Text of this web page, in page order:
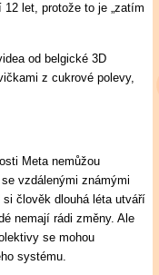
12 let, protože to je „zatím
od belgické 3D
z cukrové polevy,
Meta nemůžou
vzdálenými známými
člověk dlouhá léta utváří
nemají rádi změny. Ale
se mohou
systému.